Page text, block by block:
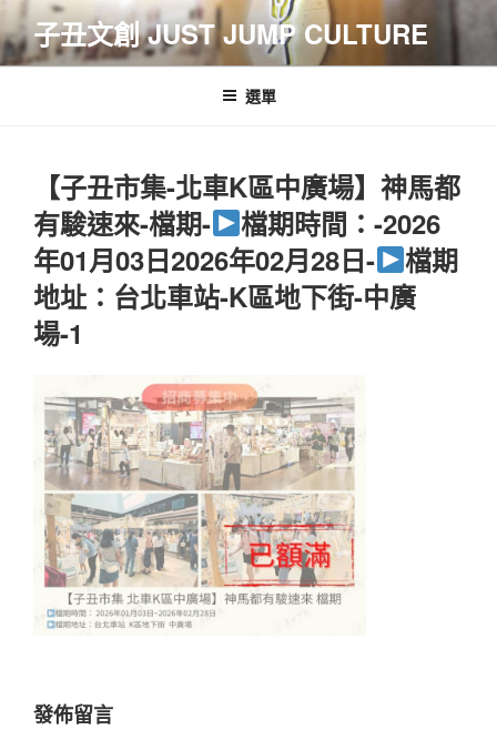
跳
至
主
子丑文創 JUST JUMP CULTURE
選單
【子丑市集-北車K區中廣場】神馬都
有駿速來-檔期-
檔期時間：-2026
年01月03日2026年02月28日-
檔期
地址：台北車站-K區地下街-中廣
場-1
發佈留言